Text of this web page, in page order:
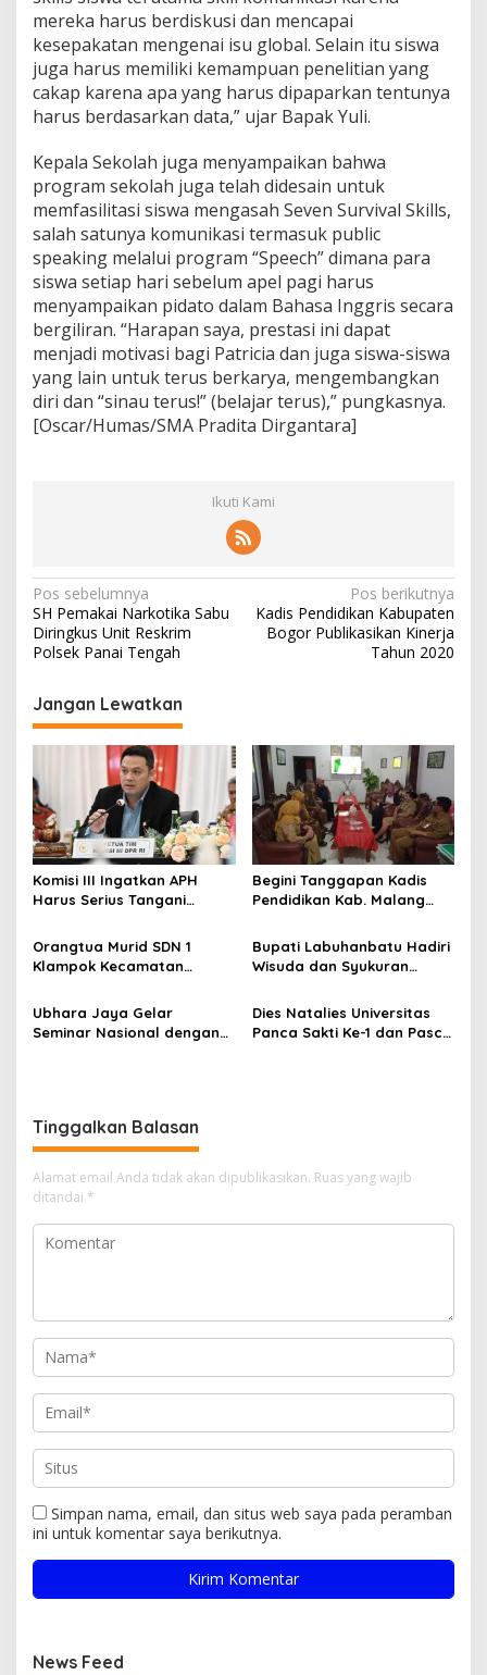
mereka harus berdiskusi dan mencapai
kesepakatan mengenai isu global. Selain itu siswa
juga harus memiliki kemampuan penelitian yang
cakap karena apa yang harus dipaparkan tentunya
harus berdasarkan data,” ujar Bapak Yuli.
Kepala Sekolah juga menyampaikan bahwa
program sekolah juga telah didesain untuk
memfasilitasi siswa mengasah Seven Survival Skills,
salah satunya komunikasi termasuk public
speaking melalui program “Speech” dimana para
siswa setiap hari sebelum apel pagi harus
menyampaikan pidato dalam Bahasa Inggris secara
bergiliran. “Harapan saya, prestasi ini dapat
menjadi motivasi bagi Patricia dan juga siswa-siswa
yang lain untuk terus berkarya, mengembangkan
diri dan “sinau terus!” (belajar terus),” pungkasnya.
[Oscar/Humas/SMA Pradita Dirgantara]
Ikuti Kami
N
a
v
i
g
a
s
i
p
o
s
Pos sebelumnya
SH Pemakai Narkotika Sabu
Diringkus Unit Reskrim
Polsek Panai Tengah
Pos berikutnya
Kadis Pendidikan Kabupaten
Bogor Publikasikan Kinerja
Tahun 2020
Jangan Lewatkan
Komisi III Ingatkan APH
Harus Serius Tangani
Jawa Timur
Begini Tanggapan Kadis
Pendidikan Kab. Malang
Denda di SDN 1 Klampok
Orangtua Murid SDN 1
Klampok Kecamatan
Tidak Piket
Bupati Labuhanbatu Hadiri
Wisuda dan Syukuran
Ubhara Jaya Gelar
Seminar Nasional dengan
Dies Natalies Universitas
Panca Sakti Ke-1 dan Pasca
Tinggalkan Balasan
Alamat email Anda tidak akan dipublikasikan. Ruas yang wajib
ditandai *
Simpan nama, email, dan situs web saya pada peramban
ini untuk komentar saya berikutnya.
News Feed